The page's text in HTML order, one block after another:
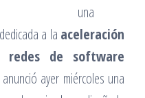
una
a la aceleración
de software
ayer miércoles una